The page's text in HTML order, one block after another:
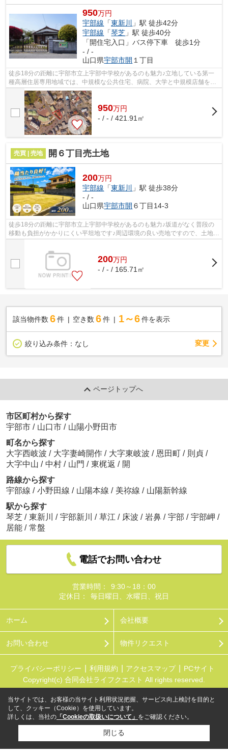
950万円
宇部線 「東新川 」駅 徒歩42分
宇部線 「琴芝 」駅 徒歩40分
「開住宅入口」バス停下車 徒歩1分
- / -
山口県宇部市開 １丁目
徒歩18分の距離に宇部市立上宇部中学校があるのも魅力♪立地している第一
種高層住居専用地域では、中規模な公共住宅、病院、大学と中規模店舗を建
設することができます♪宇部線東新川周...
950万円
- / - / 421.91㎡
売買 | 売地 開６丁目売土地
200万円
宇部線 「東新川
」駅 徒歩38分
- / -
山口県宇部市開 ６丁目14-3
徒歩18分の距離に宇部市立上宇部中学校があるのも魅力♪坂道がなく普段の
移動も負担がかかりにくい平坦地です♪周辺環境の良い売地ですので、土地購
200万円
- / - / 165.71㎡
該当物件数 6件 空き数 6 件 1～6 件を表示
絞り込み条件： なし 変更
ページトップへ
市区町村から探す
宇部市 / 山口市 / 山陽小野田市
町名から探す
大字西岐波 / 大字妻崎開作 / 大字東岐波 / 恩田町 / 則貞 /
大字中山 / 中村 / 山門 / 東梶返 / 開
路線から探す
宇部線 / 小野田線 / 山陽本線 / 美祢線 / 山陽新幹線
駅から探す
琴芝 / 東新川 / 宇部新川 / 草江 / 床波 / 岩鼻 / 宇部 / 宇部岬 /
居能 / 常盤
電話でお問い合わせ
営業時間：
9:30～18：00
定休日：
毎日曜日、水曜日、祝日
ホーム 会社概要
お問い合わせ 物件リクエスト
プライバシーポリシー 利用規約 アクセスマップ
PCサイト
Copyright(c) 合同会社ライフクエスト All rights reserved.
当サイトでは、お客様の当サイト利用状況把握、サービス向上検討を目的と
して、クッキー（Cookie）を使用しています。
詳しくは、当社の 「Cookieの取扱いについて」 をご確認ください。
閉じる